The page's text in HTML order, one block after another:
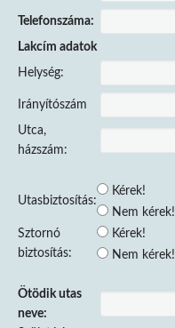
Telefonszáma:
Lakcím adatok
Helység:
Irányítószám
Utca,
házszám:
Utasbiztosítás:
Kérek!
Nem kérek!
Sztornó
biztosítás:
Kérek!
Nem kérek!
Ötödik utas
neve: